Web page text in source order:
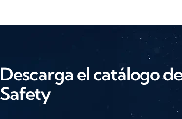
Descarga el catálogo
Safety